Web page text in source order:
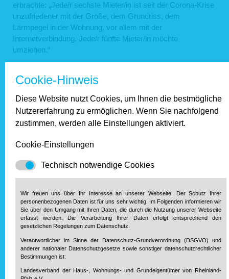
erbrachte: „Jede/r sechste Mieter/in ist seit der Corona-Krise
unzufriedener mit der Größe, dem Grundriss, dem
Lärmpegel in der Wohnung, vor allem mit der
Internetverbindung. Jede/r fünfte Mieter/in möchte
umziehen.“
untersuchte: die Zufriedenheit mit dem Wohnstandort. Hier
drehte sich die Diskussion der letzten Jahre – auch in
Rheinland-Pfalz – vor allem um die gegenläufige Entwicklung
von stetig wachsenden so genannten Schwarmstädten und -
regionen einerseits und anhaltendem Wegzug aus ländlichen
hohen Mieten hier, kaum Nachfrage nach vergleichsweise
billigem Wohnraum und sogar Leerstände dort – können die
Veränderungen, die die Pandemie auslöste, zu einer anderen
Viele wollen raus aus der Stadt –
aber nicht hinaus aufs Land
Frau Dr. Spellerberg, was ist beim Vergleich zwischen
aktuellem Wohn- und Wunschstandort in Ihrer Studie am
auffälligsten?
Cookie-Hinweis
Diese Website nutzt Cookies, um Ihnen die bestmögliche
Nutzererfahrung zu ermöglichen. Wenn Sie nachfolgend
zustimmen, werden alle Einstellungen aktiviert.
Cookie-Einstellungen
Technisch notwendige Cookies
Wir freuen uns über Ihr Interesse an unserer Webseite. Der Schutz Ihrer
personenbezogenen Daten ist für uns sehr wichtig. Im Folgenden informieren wir
Sie über den Umgang mit Ihren Daten, die durch die Nutzung unserer Webseite
erfasst werden. Die Verarbeitung Ihrer Daten erfolgt entsprechend den
gesetzlichen Regelungen zum Datenschutz.
Verantwortlicher im Sinne der Datenschutz-Grundverordnung (DSGVO) und
anderer nationaler Datenschutzgesetze sowie sonstiger datenschutzrechtlicher
Bestimmungen ist:
Landesverband der Haus-, Wohnungs- und Grundeigentümer von Rheinland-